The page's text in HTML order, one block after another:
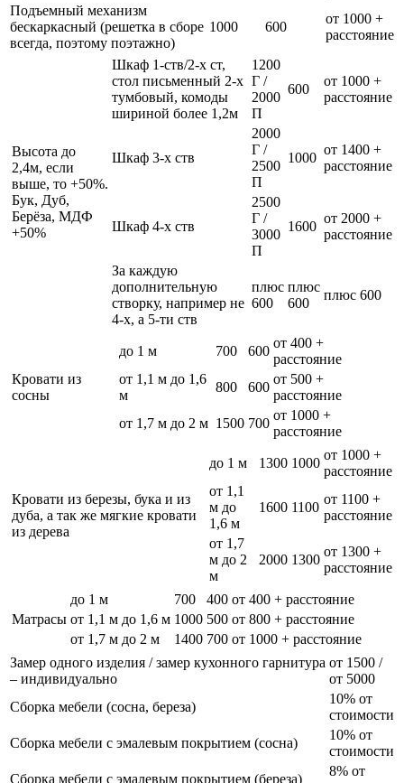
Подъемный механизм
бескаркасный (решетка в сборе
всегда, поэтому поэтажно)
1000 600
от 1000 +
расстояние
Высота до
2,4м, если
выше, то +50%.
Бук, Дуб,
Берёза, МДФ
+50%
Шкаф 1-ств/2-х ст,
стол письменный 2-х
тумбовый, комоды
шириной более 1,2м
1200
Г /
2000
П
600
от 1000 +
расстояние
Шкаф 3-х ств
2000
Г /
2500
П
1000
от 1400 +
расстояние
Шкаф 4-х ств
2500
Г /
3000
П
1600
от 2000 +
расстояние
За каждую
дополнительную
створку, например не
4-х, а 5-ти ств
плюс
600
плюс
600
плюс 600
Кровати из
сосны
до 1 м 700 600
от 400 +
расстояние
от 1,1 м до 1,6
м
800 600
от 500 +
расстояние
от 1,7 м до 2 м 1500 700
от 1000 +
расстояние
Кровати из березы, бука и из
дуба, а так же мягкие кровати
из дерева
до 1 м 1300 1000
от 1000 +
расстояние
от 1,1
м до
1,6 м
1600 1100
от 1100 +
расстояние
от 1,7
м до 2
м
2000 1300
от 1300 +
расстояние
Матрасы
до 1 м 700 400 от 400 + расстояние
от 1,1 м до 1,6 м 1000 500 от 800 + расстояние
от 1,7 м до 2 м
1400 700 от 1000 + расстояние
Замер одного изделия / замер кухонного гарнитура
– индивидуально
от 1500 /
от 5000
Сборка мебели (сосна, береза)
10% от
стоимости
Сборка мебели с эмалевым покрытием (сосна)
10% от
стоимости
Сборка мебели с эмалевым покрытием (береза)
8% от